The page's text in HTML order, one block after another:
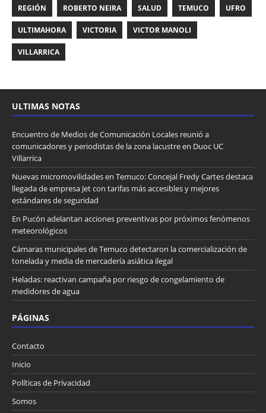
REGIÓN ROBERTO NEIRA SALUD TEMUCO UFRO
ULTIMAHORA VICTORIA VICTOR MANOLI
VILLARRICA
ULTIMAS NOTAS
Encuentro de Medios de Comunicación Locales reunió a
comunicadores y periodistas de la zona lacustre en Duoc UC
Villarrica
Nuevas micromovilidades en Temuco: Concejal Fredy Cartes destaca
llegada de empresa Jet con tarifas más accesibles y mejores
estándares de seguridad
En Pucón adelantan acciones preventivas por próximos fenómenos
meteorológicos
Cámaras municipales de Temuco detectaron la comercialización de
tonelada y media de mercadería asiática ilegal
Heladas: reactivan campaña por riesgo de congelamiento de
medidores de agua
PÁGINAS
Contacto
Inicio
Políticas de Privacidad
Somos